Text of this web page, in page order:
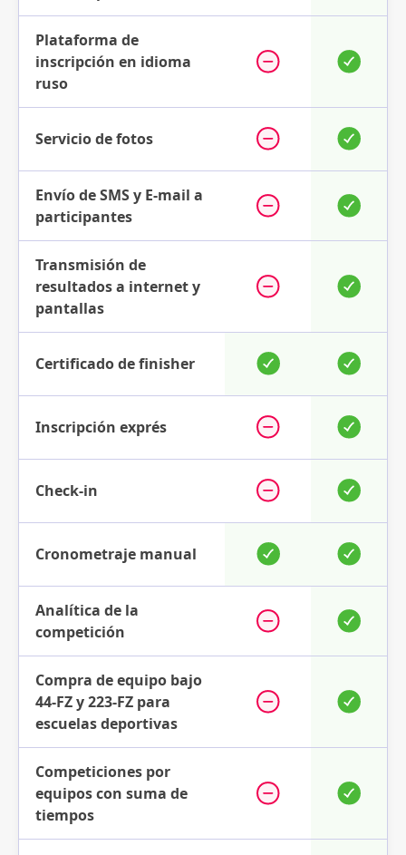
Plataforma de
inscripción en idioma
ruso
Servicio de fotos
Envío de SMS y E-mail a
participantes
Transmisión de
resultados a internet y
pantallas
Certificado de finisher
Inscripción exprés
Check-in
Cronometraje manual
Analítica de la
competición
Compra de equipo bajo
44-FZ y 223-FZ para
escuelas deportivas
Competiciones por
equipos con suma de
tiempos